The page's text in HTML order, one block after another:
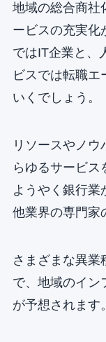
地域の総合商社
ービスの充実化
ではIT企業と、
ビスでは転職
いくでしょう。
リソースやノ
らゆるサービ
ようやく銀行業
他業界の専門家
さまざまな異業
で、地域のイン
が予想されます。